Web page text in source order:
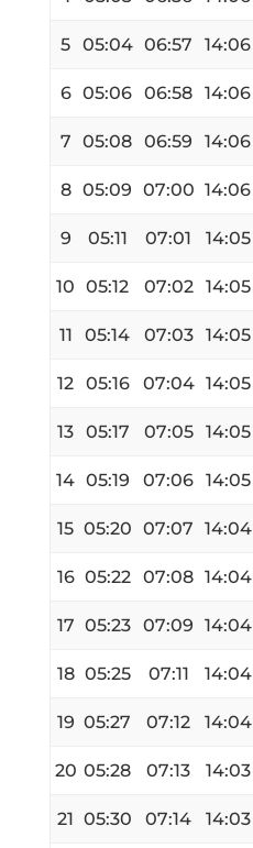
5 05:04 06:57 14:06
6 05:06 06:58 14:06
7 05:08 06:59 14:06
8 05:09 07:00 14:06
9 05:11 07:01 14:05
10 05:12 07:02 14:05
11 05:14 07:03 14:05
12 05:16 07:04 14:05
13 05:17 07:05 14:05
14 05:19 07:06 14:05
15 05:20 07:07 14:04
16 05:22 07:08 14:04
17 05:23 07:09 14:04
18 05:25 07:11 14:04
19 05:27 07:12 14:04
20 05:28 07:13 14:03
21 05:30 07:14 14:03